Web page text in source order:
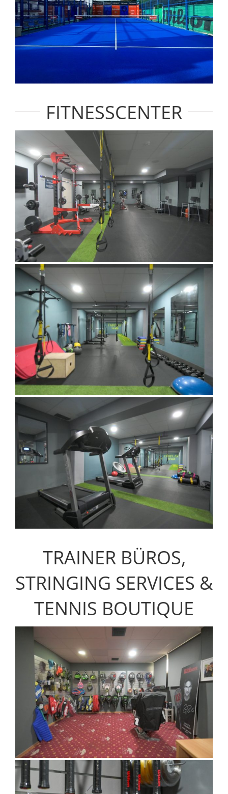
FITNESSCENTER
TRAINER BÜROS,
STRINGING SERVICES &
TENNIS BOUTIQUE